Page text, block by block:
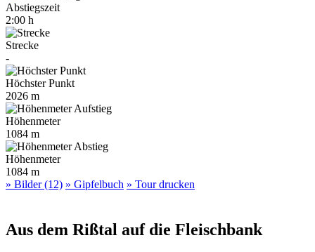
Abstiegszeit
2:00 h
Strecke
-
Höchster Punkt
2026 m
Höhenmeter
1084 m
Höhenmeter
1084 m
» Bilder (12) » Gipfelbuch » Tour drucken
Aus dem Rißtal auf die Fleischbank